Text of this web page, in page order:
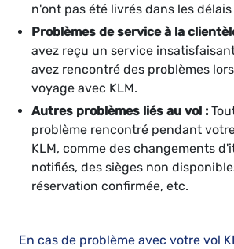
n'ont pas été livrés dans les
Problèmes de service à la
avez reçu un service
avez rencontré des problèmes
voyage avec KLM.
Autres problèmes liés au vol :
problème rencontré pendant
KLM, comme des changements
notifiés, des sièges non
réservation confirmée, etc.
En cas de problème avec votre vol